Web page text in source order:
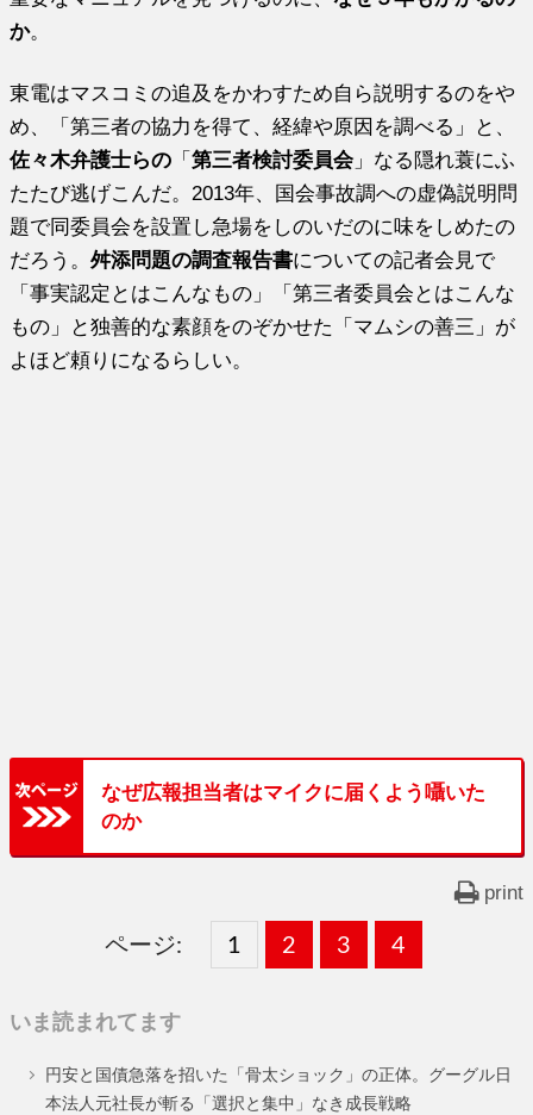
か。
東電はマスコミの追及をかわすため自ら説明するのをや
め、「第三者の協力を得て、経緯や原因を調べる」と、
佐々木弁護士らの 「第三者検討委員会 」なる隠れ蓑にふ
たたび逃げこんだ。2013年、国会事故調への虚偽説明問
題で同委員会を設置し急場をしのいだのに味をしめたの
だろう。舛添問題の調査報告書についての記者会見で
「事実認定とはこんなもの」「第三者委員会とはこんな
もの」と独善的な素顔をのぞかせた「マムシの善三」が
よほど頼りになるらしい。
なぜ広報担当者はマイクに届くよう囁いた
のか
print
ページ:
固
ー
1 ,
固
ー
2 ,
固
ー
3 ,
固
ー
4
いま読まれてます
円安と国債急落を招いた「骨太ショック」の正体。グーグル日
本法人元社長が斬る「選択と集中」なき成長戦略